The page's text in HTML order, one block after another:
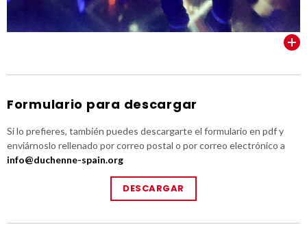
Formulario para descargar
Si lo prefieres, también puedes descargarte el formulario en pdf y
enviárnoslo rellenado por correo postal o por correo electrónico a
info@duchenne-spain.org
DESCARGAR